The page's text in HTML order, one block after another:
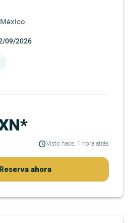
09/2026
Visto hace: 1 hora atrás
Reserva ahora